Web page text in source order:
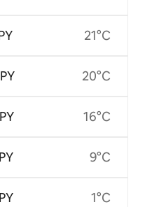
21°C
20°C
16°C
9°C
1°C